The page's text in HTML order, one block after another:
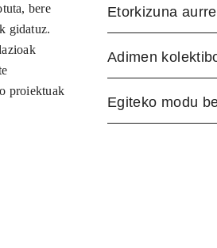
bere
gidatuz.
proiektuak
Etorkizuna
Adimen
Egiteko modu